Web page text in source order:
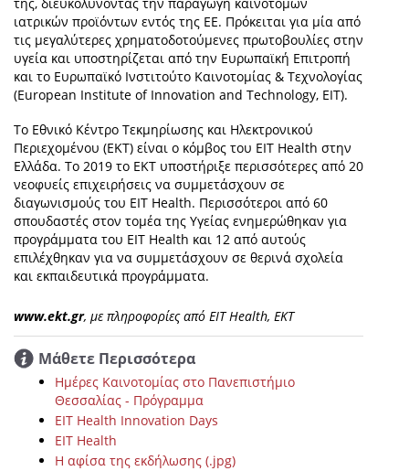
ιατρικών προϊόντων εντός της ΕΕ. Πρόκειται για μία από
τις μεγαλύτερες χρηματοδοτούμενες πρωτοβουλίες στην
υγεία και υποστηρίζεται από την Ευρωπαϊκή Επιτροπή
και το Ευρωπαϊκό Ινστιτούτο Καινοτομίας & Τεχνολογίας
(European Institute of Innovation and Technology, EIT).
Το Εθνικό Κέντρο Τεκμηρίωσης και Ηλεκτρονικού
Περιεχομένου (ΕΚΤ) είναι o κόμβος του EIT Health στην
Ελλάδα. Το 2019 το ΕΚΤ υποστήριξε περισσότερες από 20
νεοφυείς επιχειρήσεις να συμμετάσχουν σε
διαγωνισμούς του EIT Health. Περισσότεροι από 60
σπουδαστές στον τομέα της Υγείας ενημερώθηκαν για
προγράμματα του EIT Health και 12 από αυτούς
επιλέχθηκαν για να συμμετάσχουν σε θερινά σχολεία
και εκπαιδευτικά προγράμματα.
www.ekt.gr, με πληροφορίες από EIT Health, ΕΚΤ
Μάθετε Περισσότερα
Ημέρες Καινοτομίας στο Πανεπιστήμιο
Θεσσαλίας - Πρόγραμμα
EIT Health Innovation Days
EIT Health
Η αφίσα της εκδήλωσης (.jpg)